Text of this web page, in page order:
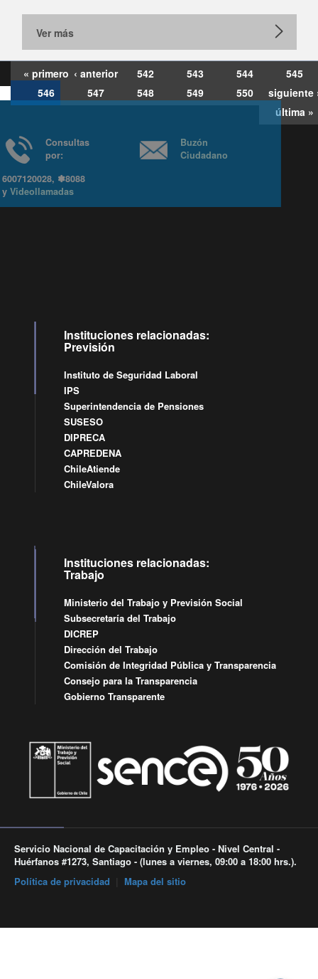
Ver más
« primero ‹ anterior 542 543 544
545
546
547 548 549 550
siguiente
última »
Consultas
6007120028, ✽8088
yVideollamadas
Ciudadano
Instituciones relacionadas:
Previsión
Instituto de Seguridad Laboral
IPS
Superintendencia de Pensiones
SUSESO
DIPRECA
CAPREDENA
ChileAtiende
ChileValora
Instituciones relacionadas:
Trabajo
Ministerio del Trabajo y Previsión Social
Subsecretaría del Trabajo
DICREP
Dirección del Trabajo
Comisión de Integridad Pública y Transparencia
Consejo para la Transparencia
Gobierno Transparente
Servicio Nacional de Capacitación y Empleo - Nivel Central -
Huérfanos #1273, Santiago - (lunes a viernes, 09:00 a 18:00 hrs.).
Política de privacidad
Mapa del sitio